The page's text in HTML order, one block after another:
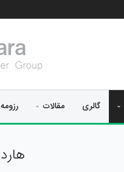
گالری مقالات رزومه
هارد 500 گیگابایت